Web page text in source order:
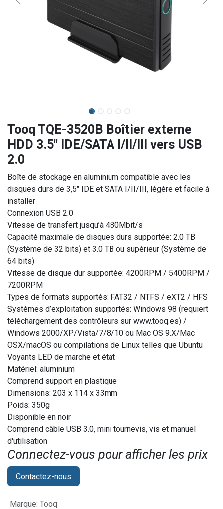
Tooq TQE-3520B Boîtier externe
HDD 3.5" IDE/SATA I/II/III vers USB
2.0
Boîte de stockage en aluminium compatible avec les
disques durs de 3,5" IDE et SATA I/II/III, légère et facile à
installer
Connexion USB 2.0
Vitesse de transfert jusqu’à 480Mbit/s
Capacité maximale de disques durs supportée: 2.0 TB
(Système de 32 bits) et 3.0 TB ou supérieur (Système de
64 bits)
Vitesse de disque dur supportée: 4200RPM / 5400RPM /
7200RPM
Types de formats supportés: FAT32 / NTFS / eXT2 / HFS
Systèmes d’exploitation supportés: Windows 98 (requiert
téléchargement des contrôleurs sur www.tooq.es) /
Windows 2000/XP/Vista/7/8/10 ou Mac OS 9.X/Mac
OSX/macOS ou compilations de Linux telles que Ubuntu
Voyants LED de marche et état
Matériel: aluminium
Comprend support en plastique
Dimensions: 203 x 114 x 33mm
Poids: 350g
Disponible en noir
Comprend câble USB 3.0, mini tournevis, vis et manuel
d'utilisation
Connectez-vous pour afficher les prix​
Contactez-nous
Marque: Tooq